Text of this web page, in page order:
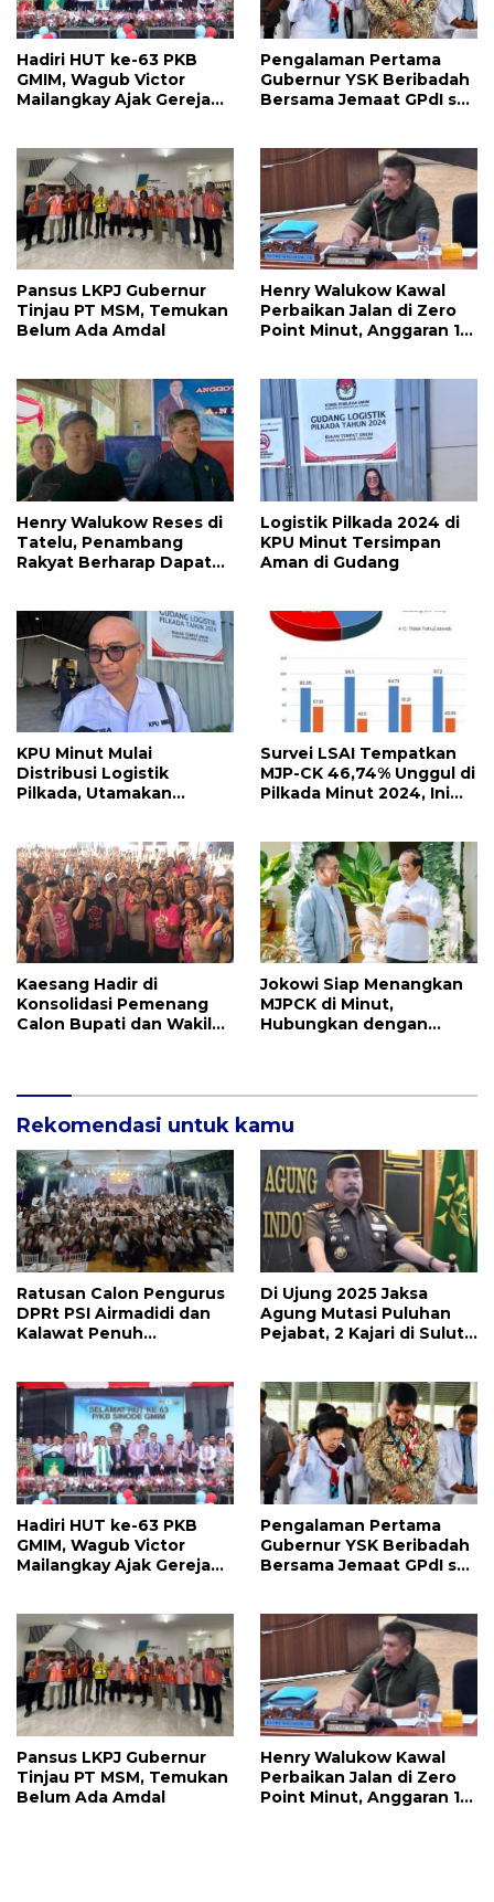
Hadiri HUT ke-63 PKB
GMIM, Wagub Victor
Mailangkay Ajak Gereja
dalam Pembanguan
Pengalaman Pertama
Gubernur YSK Beribadah
Bersama Jemaat GPdI se-
Pansus LKPJ Gubernur
Tinjau PT MSM, Temukan
Belum Ada Amdal
Henry Walukow Kawal
Perbaikan Jalan di Zero
Point Minut, Anggaran 1
Henry Walukow Reses di
Tatelu, Penambang
Rakyat Berharap Dapat
Logistik Pilkada 2024 di
KPU Minut Tersimpan
Aman di Gudang
KPU Minut Mulai
Distribusi Logistik
Pilkada, Utamakan
Survei LSAI Tempatkan
MJP-CK 46,74% Unggul di
Pilkada Minut 2024, Ini
Kaesang Hadir di
Konsolidasi Pemenang
Calon Bupati dan Wakil
Jokowi Siap Menangkan
MJPCK di Minut,
Hubungkan dengan
Rekomendasi untuk kamu
Ratusan Calon Pengurus
DPRt PSI Airmadidi dan
Kalawat Penuh
Di Ujung 2025 Jaksa
Agung Mutasi Puluhan
Pejabat, 2 Kajari di Sulut
Hadiri HUT ke-63 PKB
GMIM, Wagub Victor
Mailangkay Ajak Gereja
dalam Pembanguan
Pengalaman Pertama
Gubernur YSK Beribadah
Bersama Jemaat GPdI se-
Pansus LKPJ Gubernur
Tinjau PT MSM, Temukan
Belum Ada Amdal
Henry Walukow Kawal
Perbaikan Jalan di Zero
Point Minut, Anggaran 1